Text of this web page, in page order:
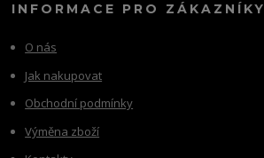
INFORMACE PRO ZÁKAZNÍKY
O nás
Jak nakupovat
Obchodní podmínky
Výměna zboží